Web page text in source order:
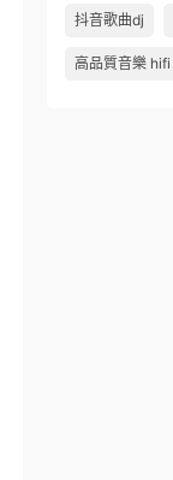
抖音歌曲dj
高品質音樂 hifi